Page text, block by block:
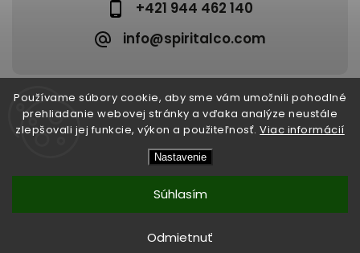
Používame súbory cookie, aby sme vám umožnili pohodlné
prehliadanie webovej stránky a vďaka analýze neustále
zlepšovali jej funkcie, výkon a použiteľnosť.Viac informácií
Nastavenie
Odmietnuť
Súhlasím
+421 944 462 140
info@spiritalco.com
Spiritalco. Všetky práva vyhradené.
Upraviť nastavenie cookies
Shoptet | Design